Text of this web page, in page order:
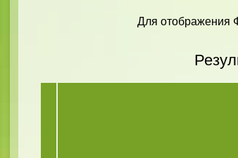
Для отображения